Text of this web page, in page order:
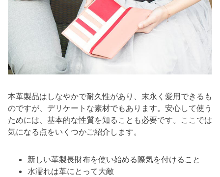
本革製品はしなやかで耐久性があり、末永く愛用できるも
のですが、デリケートな素材でもあります。安心して使う
ためには、基本的な性質を知ることも必要です。ここでは
気になる点をいくつかご紹介します。
新しい革製長財布を使い始める際気を付けること
水濡れは革にとって大敵